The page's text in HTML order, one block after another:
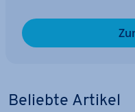
Beliebte Artikel